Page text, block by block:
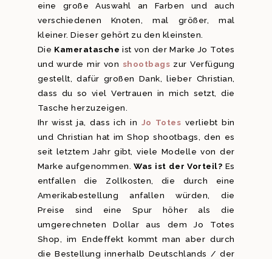
eine große Auswahl an Farben und auch
verschiedenen Knoten, mal größer, mal
kleiner. Dieser gehört zu den kleinsten.
Die Kameratasche ist von der Marke Jo Totes
und wurde mir von shootbags zur Verfügung
gestellt, dafür großen Dank, lieber Christian,
dass du so viel Vertrauen in mich setzt, die
Tasche herzuzeigen.
Ihr wisst ja, dass ich in Jo Totes verliebt bin
und Christian hat im Shop shootbags, den es
seit letztem Jahr gibt, viele Modelle von der
Marke aufgenommen. Was ist der Vorteil? Es
entfallen die Zollkosten, die durch eine
Amerikabestellung anfallen würden, die
Preise sind eine Spur höher als die
umgerechneten Dollar aus dem Jo Totes
Shop, im Endeffekt kommt man aber durch
die Bestellung innerhalb Deutschlands / der